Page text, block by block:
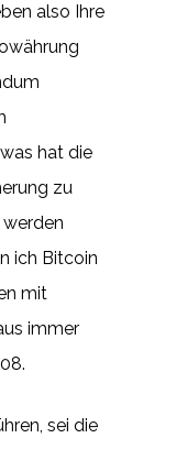
also Ihre
hat die
zu
ich Bitcoin
mit
immer
sei die